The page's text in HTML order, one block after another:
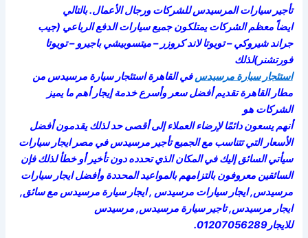
تأجير سيارات المرسيدس للشركات ورجال الأعمال. بالتالي
ايضاً معظم الشركات يمتلكون جميع سيارات الدفع الرباعي (جيب
جراند شيروكي – تويوتا لاند كروزر – ميتسوبيشي باجيرو – تويوتا
فورتشنر)لذلك
استئجار سيارة مرسيدسفي القاهرة استئجار سيارة مرسيدس من
مطار القاهرة تقديم أفضل سعر وأسرع خدمة إيجار أهم ما يميز
الشركات هو
أنهم يسعون دائمًا لإرضاء العملاء إلى أقصى حد لذلك يقدمون أفضل
الأسعار التي تتناسب مع الجميع تأجير مرسيدس في مصر ايجار سيارات
سيأتي السائق إليك في المكان الذي تحدده دون تأخير أو خطأ لذلك فإن
السائقين معروفون بالتزامهم بالمواعيد المحددة وأفضل ايجار سيارات
مرسيدس, ايجار سيارات مرسيدس , ايجار سيارة مرسيدس مع سائق,
ايجار مرسيدس, تاجير سيارة مرسيدس, مرسيدس
للايجار01207056289.